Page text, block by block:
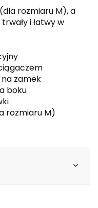
rozmiaru M), a
i łatwy w
zamek
boku
rozmiaru M)